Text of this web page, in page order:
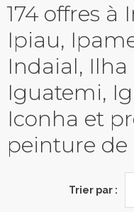
174 offres à
Ipiau,
Indaial, Ilha
Iguatemi,
Iconha et
peinture
Trier par :